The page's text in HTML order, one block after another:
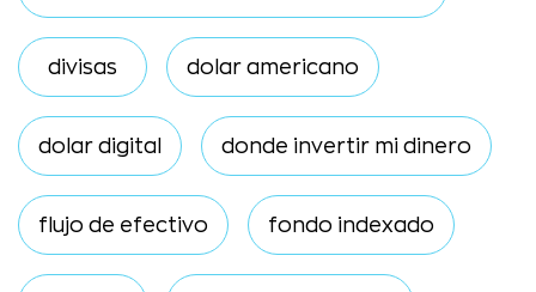
divisas dolar americano
dolar digital donde invertir mi dinero
flujo de efectivo fondo indexado